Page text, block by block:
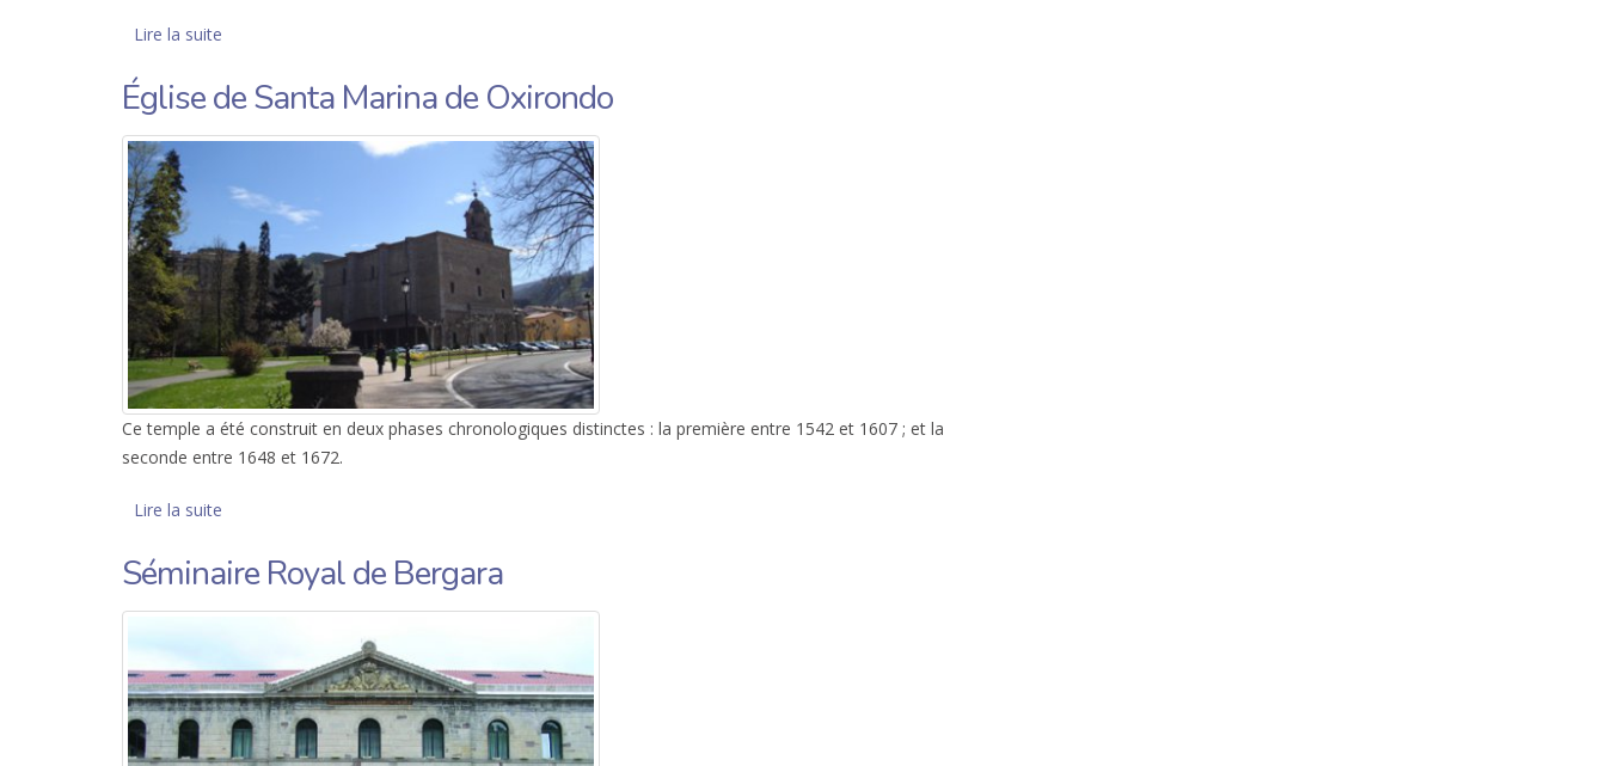
Lire la suite
Église de Santa Marina de Oxirondo
Ce temple a été construit en deux phases chronologiques distinctes : la première entre 1542 et 1607 ; et la
seconde entre 1648 et 1672.
Lire la suite
Séminaire Royal de Bergara